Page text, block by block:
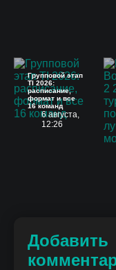
Групповой этап
TI 2026:
расписание,
формат и все
16 команд
6 августа,
12:26
Добавить